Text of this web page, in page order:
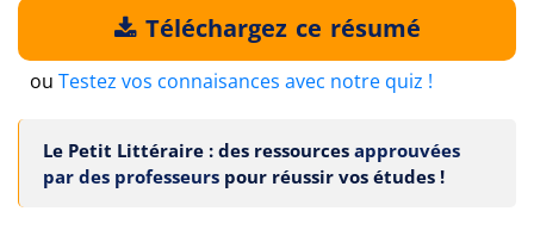
Téléchargez ce résumé
ou Testez vos connaisances avec notre quiz !
Le Petit Littéraire : des ressources approuvées
par des professeurs pour réussir vos études !